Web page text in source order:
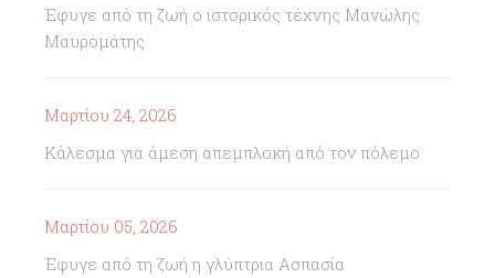
Έφυγε από τη ζωή ο ιστορικός τέχνης Μανώλης
Μαυρομάτης
Μαρτίου 24, 2026
Κάλεσμα για άμεση απεμπλοκή από τον πόλεμο
Μαρτίου 05, 2026
Έφυγε από τη ζωή η γλύπτρια Ασπασία